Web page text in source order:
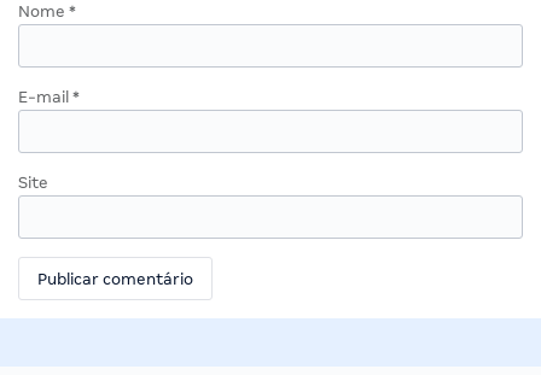
Nome *
E-mail *
Site